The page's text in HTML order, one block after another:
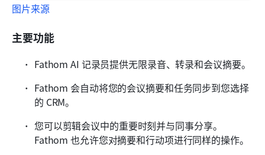
图片来源
主要功能
Fathom AI 记录员提供无限录音、转录和会议摘要。
Fathom 会自动将您的会议摘要和任务同步到您选择
的 CRM。
您可以剪辑会议中的重要时刻并与同事分享。
Fathom 也允许您对摘要和行动项进行同样的操作。